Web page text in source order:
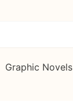
Graphic Novels